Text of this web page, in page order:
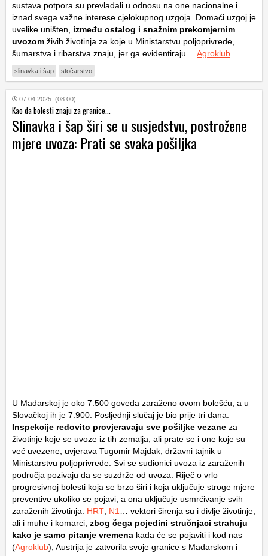
sustava potpora su prevladali u odnosu na one nacionalne i
iznad svega važne interese cjelokupnog uzgoja. Domaći uzgoj je
uvelike uništen, između ostalog i snažnim prekomjernim
uvozom živih životinja za koje u Ministarstvu poljoprivrede,
šumarstva i ribarstva znaju, jer ga evidentiraju… Agroklub
slinavka i šap stočarstvo
07.04.2025. (08:00)
Kao da bolesti znaju za granice...
Slinavka i šap širi se u susjedstvu, postrožene
mjere uvoza: Prati se svaka pošiljka
U Mađarskoj je oko 7.500 goveda zaraženo ovom bolešću, a u
Slovačkoj ih je 7.900. Posljednji slučaj je bio prije tri dana.
Inspekcije redovito provjeravaju sve pošiljke vezane za
životinje koje se uvoze iz tih zemalja, ali prate se i one koje su
već uvezene, uvjerava Tugomir Majdak, državni tajnik u
Ministarstvu poljoprivrede. Svi se sudionici uvoza iz zaraženih
područja pozivaju da se suzdrže od uvoza. Riječ o vrlo
progresivnoj bolesti koja se brzo širi i koja uključuje stroge mjere
preventive ukoliko se pojavi, a ona uključuje usmrćivanje svih
zaraženih životinja. HRT, N1… vektori širenja su i divlje životinje,
ali i muhe i komarci, zbog čega pojedini stručnjaci strahuju
kako je samo pitanje vremena kada će se pojaviti i kod nas
(Agroklub), Austrija je zatvorila svoje granice s Mađarskom i